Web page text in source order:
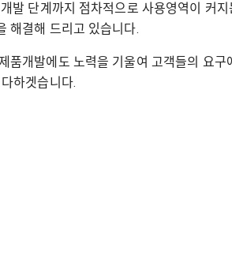
발 단계까지 점차적으로 사용영역이 커지
해결해 드리고 있습니다.
품개발에도 노력을 기울여 고객들의 요
하겟습니다.